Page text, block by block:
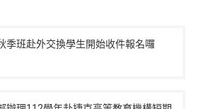
季班赴外交換學生開始收件報名囉